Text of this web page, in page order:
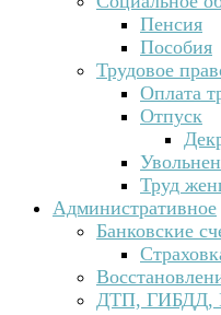
Пенсия
Пособия
Трудовое
Оплата
Отпуск
Труд
Административное
Банковские
ДТП, ГИБДД,